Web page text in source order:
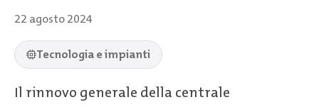
22 agosto 2024
Tecnologia e impianti
Il rinnovo generale della centrale